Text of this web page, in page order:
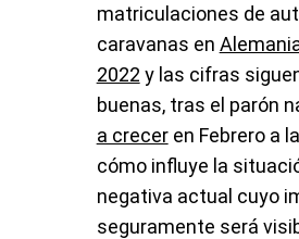
matriculaciones de
caravanas en
2022 y las cifras
buenas, tras el parón
a creceren Febrero a
cómo influye la
negativa actual cuyo
seguramente será